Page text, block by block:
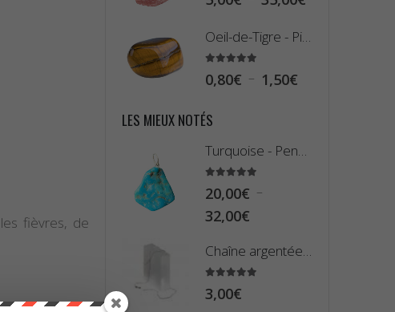
fièvres, de
23,40€
5,00€ 35,00€
Oeil-de-Tigre - Pierre Roulée
5.00sur 5
0,80€ 1,50€
0,80€
LES MIEUX NOTÉS
Turquoise - Pendentif Plaquette
5.00sur 5
20,00€
32,00€
de
prix :
Chaîne argentée Maille serpent (50 centimètres)
5.00sur 5
3,00€